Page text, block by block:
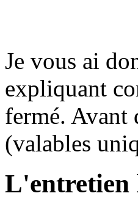
Je vous ai
expliquant
fermé. Avant
(valables
L'entretien